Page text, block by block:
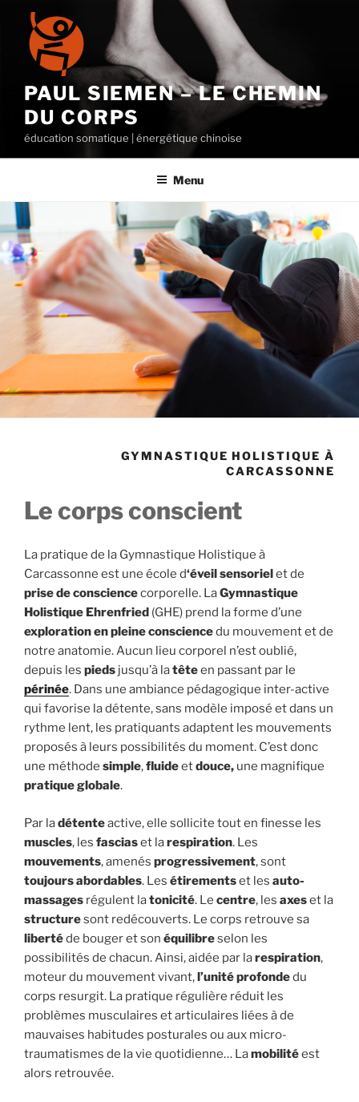
contenu
principal
PAUL SIEMEN – LE CHEMIN
DU CORPS
éducation somatique | énergétique chinoise
Menu
GYMNASTIQUE HOLISTIQUE À
CARCASSONNE
Le corps conscient
La pratique de la Gymnastique Holistique à
Carcassonne est une école d‘éveil sensorielet de
prise de consciencecorporelle. LaGymnastique
Holistique Ehrenfried (GHE) prend la forme d’une
exploration en pleine consciencedu mouvement et de
notre anatomie. Aucun lieu corporel n’est oublié,
depuis les pieds jusqu’à latêteen passant par le
périnée. Dans une ambiance pédagogique inter-active
qui favorise la détente, sans modèle imposé et dans un
rythme lent, les pratiquants adaptent les mouvements
proposés à leurs possibilités du moment. C’est donc
une méthode simple,fluideetdouce, une magnifique
pratique globale.
Par ladétenteactive, elle sollicite tout en finesse les
muscles, les fasciaset larespiration. Les
mouvements, amenés progressivement, sont
toujours abordables. Les étirementset les auto-
massages régulent latonicité. Le centre, les axeset la
structuresont redécouverts. Le corps retrouve sa
libertéde bouger et son équilibreselon les
possibilités de chacun. Ainsi, aidée par larespiration,
moteur du mouvement vivant,l’unité profondedu
corps resurgit. La pratique régulière réduit les
problèmes musculaires et articulaires liées à de
mauvaises habitudes posturales ou aux micro-
traumatismes de la vie quotidienne… Lamobilitéest
alors retrouvée.